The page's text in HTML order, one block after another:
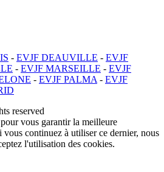
- EVJF DEAUVILLE - EVJF
- EVJF MARSEILLE - EVJF
- EVJF PALMA - EVJF
reserved
vous garantir la meilleure
vous continuez à utiliser ce dernier, nous
l'utilisation des cookies.